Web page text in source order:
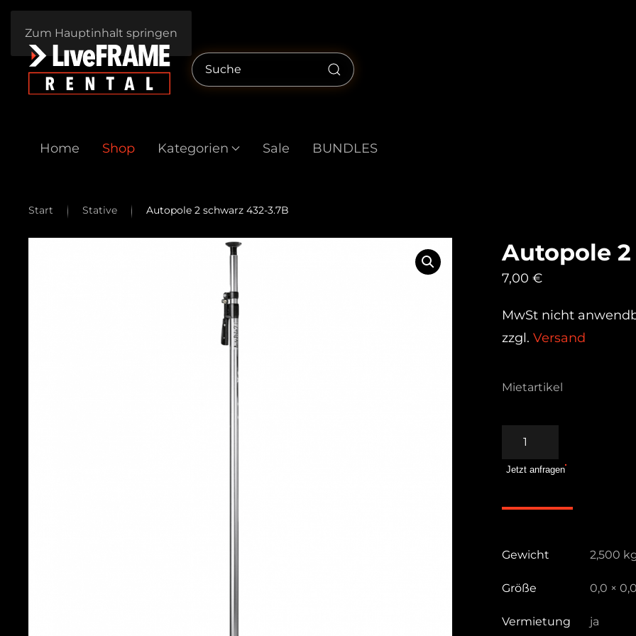
Zum Hauptinhalt springen
Home Shop Kategorien Sale BUNDLES
Start Stative Autopole 2 schwarz 432-3.7B
Autopole 2
7,00 €
MwSt nicht
zzgl. Versand
Mietartikel
schwarz
3.7B
Jetzt anfragen
Gewicht 2,500
Größe 0,0 ×
Vermietung ja